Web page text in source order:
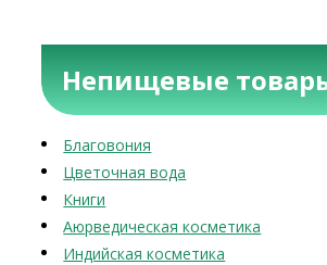
Непищевые
Благовония
Цветочная вода
Книги
Аюрведическая косметика
Индийская косметика